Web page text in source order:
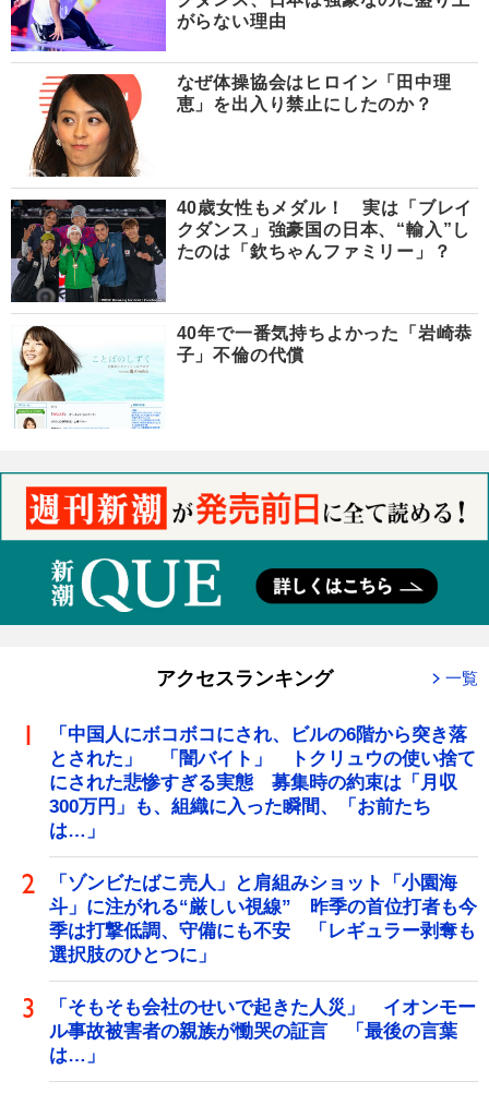
がらない理由
なぜ体操協会はヒロイン「田中理
恵」を出入り禁止にしたのか？
40歳女性もメダル！ 実は「ブレイ
クダンス」強豪国の日本、“輸入”し
たのは「欽ちゃんファミリー」？
40年で一番気持ちよかった「岩崎恭
子」不倫の代償
アクセスランキング 一覧
「中国人にボコボコにされ、ビルの6階から突き落
とされた」 「闇バイト」 トクリュウの使い捨て
にされた悲惨すぎる実態 募集時の約束は「月収
300万円」も、組織に入った瞬間、「お前たち
は…」
「ゾンビたばこ売人」と肩組みショット「小園海
斗」に注がれる“厳しい視線” 昨季の首位打者も今
季は打撃低調、守備にも不安 「レギュラー剥奪も
選択肢のひとつに」
「そもそも会社のせいで起きた人災」 イオンモー
ル事故被害者の親族が慟哭の証言 「最後の言葉
は…」